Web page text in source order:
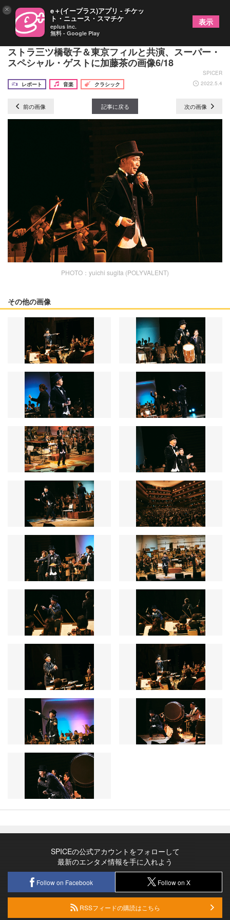
木梨憲武が『木梨憲武 交響楽団』で、世界的マエ
ストラ三ツ橋敬子＆東京フィルと共演、スーパー・
スペシャル・ゲストに加藤茶の画像6/18
SPICER
レポート
音楽 クラシック 2022.5.4
前の画像 記事に戻る 次の画像
PHOTO：yuichi sugita (POLYVALENT)
その他の画像
SPICEの公式アカウントをフォローして
最新のエンタメ情報を手に入れよう
Follow on Facebook Follow on X
RSSフィードの購読はこちら
× e＋(イープラス)アプリ - チケッ
ト・ニュース・スマチケ
eplus inc.
無料 - Google Play
表示